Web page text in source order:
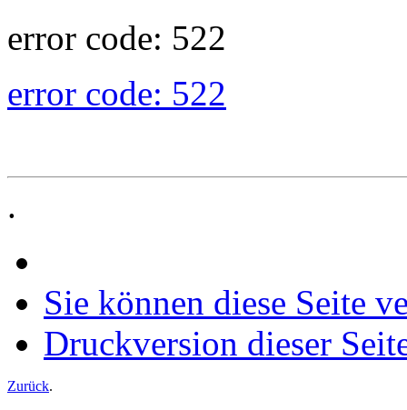
error code: 522
error code: 522
.
Sie können diese Seite
Druckversion dieser
Zurück.